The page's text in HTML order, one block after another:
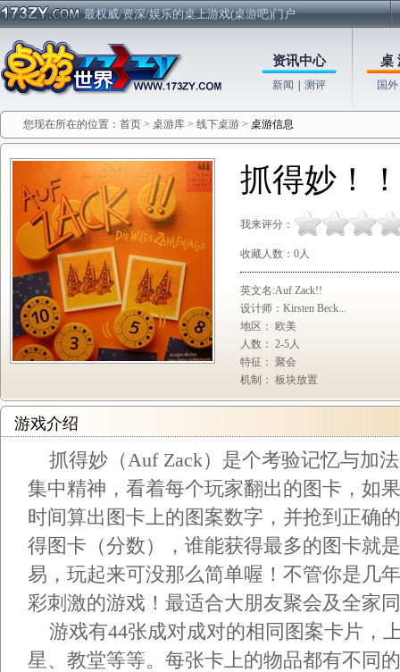
最权威/资深/娱乐的桌上游戏(桌游吧)门户
资讯中心
新闻 测评
桌
国外
您现在所在的位置： 首页 > 桌游库 > 线下桌游 > 桌游信息
抓得妙！！
我来评分：
收藏人数： 0人
英文名:Auf Zack!!
设计师：Kirsten Beck...
地区： 欧美
人数： 2-5人
特征： 聚会
机制： 板块放置
游戏介绍
抓得妙（Auf Zack）是个考验记忆与加
集中精神，看着每个玩家翻出的图卡，如
时间算出图卡上的图案数字，并抢到正确
得图卡（分数），谁能获得最多的图卡就
易，玩起来可没那么简单喔！不管你是几
彩刺激的游戏！最适合大朋友聚会及全家
游戏有44张成对成对的相同图案卡片，
星、教堂等等。每张卡上的物品都有不同